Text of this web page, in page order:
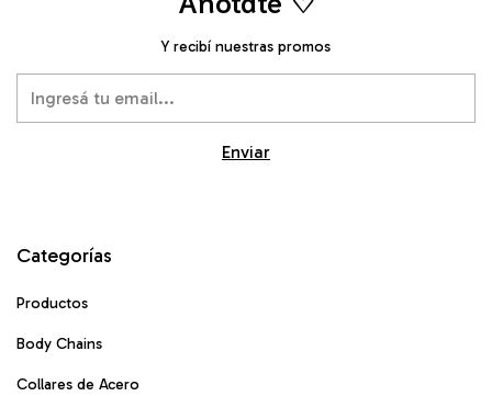
Y recibí nuestras promos
Categorías
Productos
Body Chains
Collares de Acero